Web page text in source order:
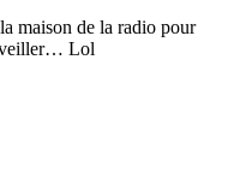
maison de la radio pour
Lol